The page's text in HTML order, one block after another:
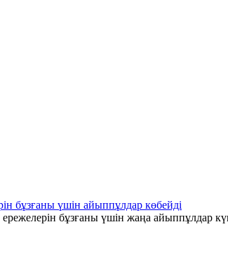
бұзғаны үшін айыппұлдар көбейді
бұзғаны үшін жаңа айыппұлдар